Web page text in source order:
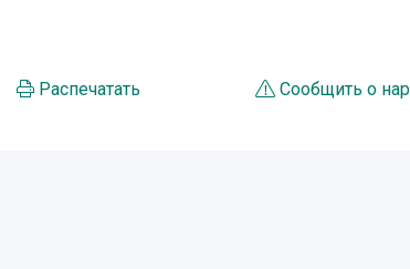
Распечатать Сообщить о